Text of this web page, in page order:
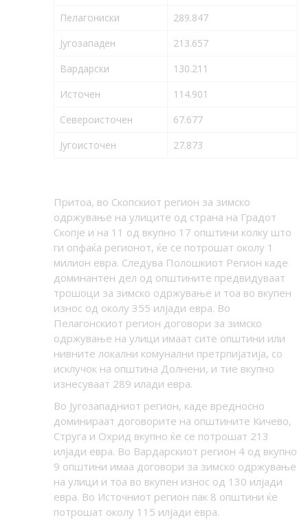
Пелагониски
289.847
Југозападен
213.657
Вардарски
130.211
Источен
114.901
Североисточен
67.677
Југоисточен
27.873
Притоа, во Скопскиот регион за зимско
одржување на улиците од страна на Градот
Скопје и на 11 од вкупно 17 општини колку што
ги опфаќа регионот, ќе се потрошат околу 1
милион евра. Следува Полошкиот Регион каде
доминантен дел од општините предвидуваат
трошоци за зимско одржување и тоа во вкупен
износ од околу 355 илјади евра. Во
Пелагонскиот регион договори за зимско
одржување на улици имаат сите општини или
нивните локални комунални претрпијатија, со
исклучок на општина Долнени, и тие вкупно
изнесуваат 289 илади евра.
Во Југозападниот регион, каде вредносно
доминираат договорите на општините Кичево,
Струга и Охрид вкупно ќе се потрошат 213
илјади евра. Во Вардарскиот регион 4 од вкупно
9 општини имаа договори за зимско одржување
на улици и тоа во вкупен износ од 130 илјади
евра. Во Источниот регион пак 8 општини ќе
потрошат околу 115 илјади евра.